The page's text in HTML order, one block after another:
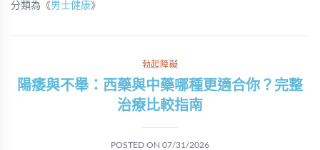
分類為《男士健康》
勃起障礙
陽痿與不舉：西藥與中藥哪種更適合你？完整
治療比較指南
POSTED ON 07/31/2026